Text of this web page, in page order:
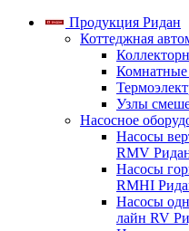
Продукция Ридан
Коттеджная
Комнатные
Узлы
Насосное
Насосы
RMV
Насосы
RMHI
Насосы
лайн RV